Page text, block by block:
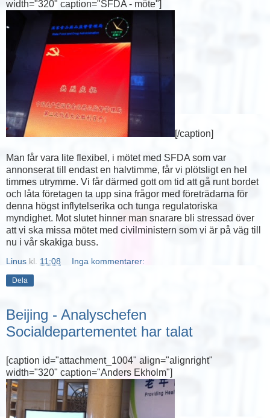
width="320" caption="SFDA - möte"]
[/caption]
Man får vara lite flexibel, i mötet med SFDA som var
annonserat till endast en halvtimme, får vi plötsligt en hel
timmes utrymme. Vi får därmed gott om tid att gå runt bordet
och låta företagen ta upp sina frågor med företrädarna för
denna högst inflytelserika och tunga regulatoriska
myndighet. Mot slutet hinner man snarare bli stressad över
att vi ska missa mötet med civilministern som vi är på väg till
nu i vår skakiga buss.
Linus kl. 11:08 Inga kommentarer:
Dela
Beijing - Analyschefen
Socialdepartementet har talat
[caption id="attachment_1004" align="alignright"
width="320" caption="Anders Ekholm"]